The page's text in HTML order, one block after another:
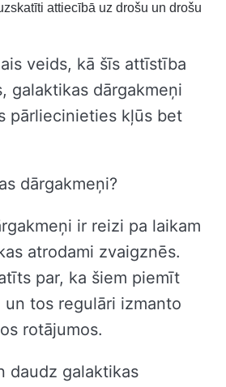
attiecībā uz drošu un drošu
veids, kā šīs attīstība
galaktikas dārgakmeņi
pārliecinieties kļūs bet
dārgakmeņi?
ir reizi pa laikam
atrodami zvaigznēs.
par, ka šiem piemīt
un tos regulāri izmanto
rotājumos.
daudz galaktikas